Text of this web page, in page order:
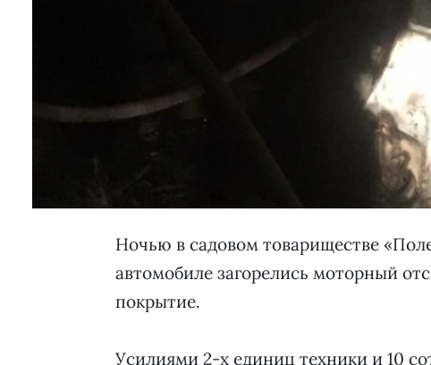
Ночью в садовом товариществе
автомобиле загорелись моторный
покрытие.
Усилиями 2-х единиц техники и 10